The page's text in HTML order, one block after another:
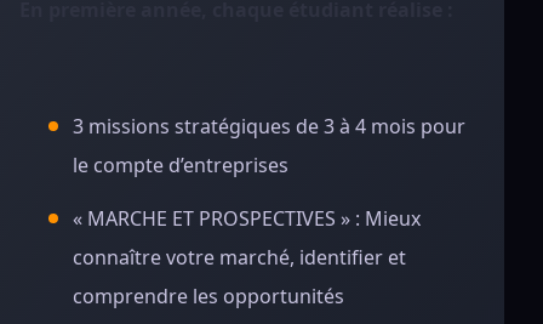
3 missions stratégiques de 3 à 4 mois pour
le compte d’entreprises
« MARCHE ET PROSPECTIVES » : Mieux
connaître votre marché, identifier et
comprendre les opportunités